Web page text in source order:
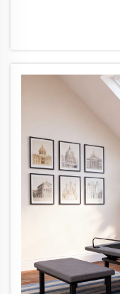
الغرض
ألا وهو
وقد عملتُ في